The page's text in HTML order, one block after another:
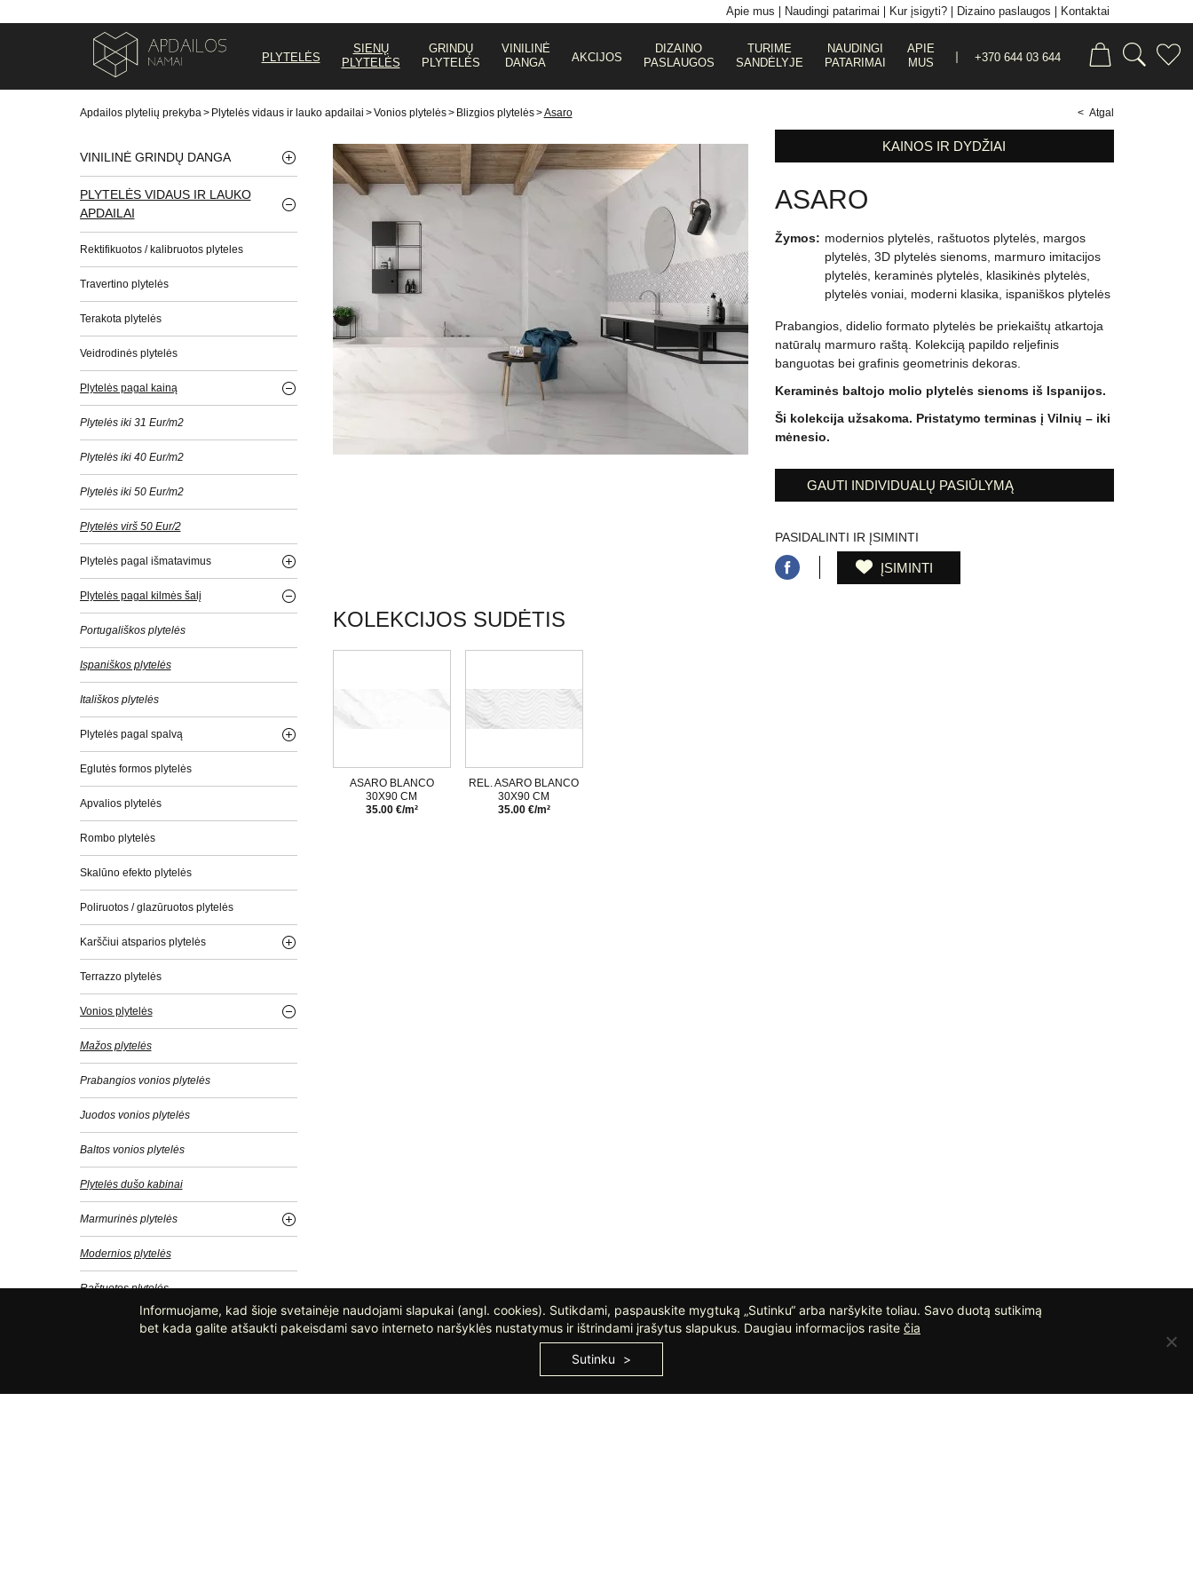
Apie mus Naudingi patarimai Kur įsigyti? Dizaino paslaugos Kontaktai
PLYTELĖS
SIENŲ
PLYTELĖS
GRINDŲ
PLYTELĖS
VINILINĖ
DANGA
AKCIJOS
DIZAINO
PASLAUGOS
TURIME
SANDĖLYJE
NAUDINGI
PATARIMAI
APIE
MUS
+370 644 03 644
Apdailos plytelių prekyba > Plytelės vidaus ir lauko apdailai >Vonios plytelės> Blizgios plytelės>Asaro < Atgal
VINILINĖ GRINDŲ DANGA
PLYTELĖS VIDAUS IR LAUKO
APDAILAI
Rektifikuotos / kalibruotos plyteles
Travertino plytelės
Terakota plytelės
Veidrodinės plytelės
Plytelės pagal kainą
Plytelės iki 31 Eur/m2
Plytelės iki 40 Eur/m2
Plytelės iki 50 Eur/m2
Plytelės virš 50 Eur/2
Plytelės pagal išmatavimus
Plytelės pagal kilmės šalį
Portugališkos plytelės
Ispaniškos plytelės
Itališkos plytelės
Plytelės pagal spalvą
Eglutės formos plytelės
Apvalios plytelės
Rombo plytelės
Skalūno efekto plytelės
Poliruotos / glazūruotos plytelės
Karščiui atsparios plytelės
Terrazzo plytelės
Vonios plytelės
Mažos plytelės
Prabangios vonios plytelės
Juodos vonios plytelės
Baltos vonios plytelės
Plytelės dušo kabinai
Marmurinės plytelės
Modernios plytelės
Raštuotos plytelės
Blizgios plytelės
Vintažinės plytelės
KAINOS IR DYDŽIAI
ASARO
Žymos: modernios plytelės, raštuotos plytelės, margos
plytelės, 3D plytelės sienoms, marmuro imitacijos
plytelės, keraminės plytelės, klasikinės plytelės,
plytelės voniai, moderni klasika ispaniškos plytelės
Prabangios, didelio formato plytelės be priekaištų atkartoja
natūralų marmuro raštą. Kolekciją papildo reljefinis
banguotas bei grafinis geometrinis dekoras.
Keraminės baltojo molio plytelės sienoms iš Ispanijos.
Ši kolekcija užsakoma. Pristatymo terminas į Vilnių – iki
mėnesio.
GAUTI INDIVIDUALŲ PASIŪLYMĄ
PASIDALINTI IR ĮSIMINTI
ĮSIMINTI
KOLEKCIJOS SUDĖTIS
ASARO BLANCO
30X90 CM
35.00 €/m²
REL. ASARO BLANCO
30X90 CM
35.00 €/m²
Informuojame, kad šioje svetainėje naudojami slapukai (angl. cookies). Sutikdami, paspauskite mygtuką „Sutinku“ arba naršykite toliau. Savo duotą sutikimą
bet kada galite atšaukti pakeisdami savo interneto naršyklės nustatymus ir ištrindami įrašytus slapukus. Daugiau informacijos rasite čia
Sutinku